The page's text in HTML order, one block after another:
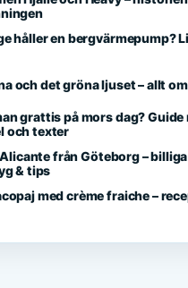
håller en bergvärmepump?
och det gröna ljuset – allt
grattis på mors dag? Guide
och texter
från Göteborg – billiga
& tips
med crème fraiche –